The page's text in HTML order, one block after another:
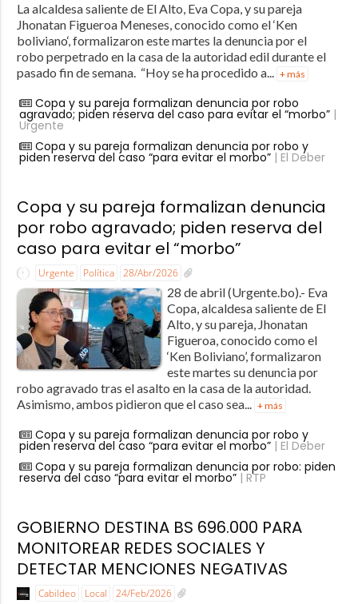
La alcaldesa saliente de El Alto, Eva Copa, y su pareja
Jhonatan Figueroa Meneses, conocido como el ‘Ken
boliviano‘, formalizaron este martes la denuncia por el
robo perpetrado en la casa de la autoridad edil durante el
pasado fin de semana. “Hoy se ha procedido a... + más
Copa y su pareja formalizan denuncia por robo
agravado; piden reserva del caso para evitar el “morbo”|
Urgente
Copa y su pareja formalizan denuncia por robo y
piden reserva del caso “para evitar el morbo”| El Deber
Copa y su pareja formalizan denuncia
por robo agravado; piden reserva del
caso para evitar el “morbo”
Urgente Política 28/Abr/2026
28 de abril (Urgente.bo).- Eva
Copa, alcaldesa saliente de El
Alto, y su pareja, Jhonatan
Figueroa, conocido como el
‘Ken Boliviano’, formalizaron
este martes su denuncia por
robo agravado tras el asalto en la casa de la autoridad.
Asimismo, ambos pidieron que el caso sea... + más
Copa y su pareja formalizan denuncia por robo y
piden reserva del caso “para evitar el morbo”| El Deber
Copa y su pareja formalizan denuncia por robo: piden
reserva del caso “para evitar el morbo”| RTP
GOBIERNO DESTINA BS 696.000 PARA
MONITOREAR REDES SOCIALES Y
DETECTAR MENCIONES NEGATIVAS
Cabildeo Local 24/Feb/2026